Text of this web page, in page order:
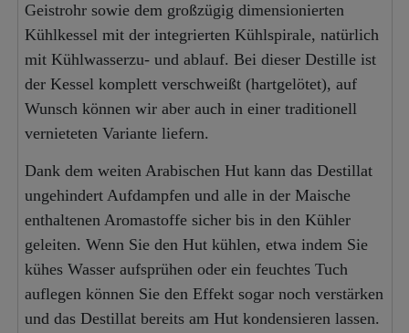
Geistrohr sowie dem großzügig dimensionierten
Kühlkessel mit der integrierten Kühlspirale, natürlich
mit Kühlwasserzu- und ablauf. Bei dieser Destille ist
der Kessel komplett verschweißt (hartgelötet), auf
Wunsch können wir aber auch in einer traditionell
vernieteten Variante liefern.
Dank dem weiten Arabischen Hut kann das Destillat
ungehindert Aufdampfen und alle in der Maische
enthaltenen Aromastoffe sicher bis in den Kühler
geleiten. Wenn Sie den Hut kühlen, etwa indem Sie
kühes Wasser aufsprühen oder ein feuchtes Tuch
auflegen können Sie den Effekt sogar noch verstärken
und das Destillat bereits am Hut kondensieren lassen.